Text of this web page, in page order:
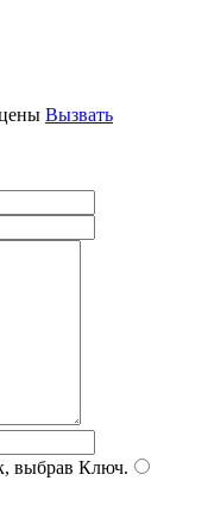
Вызвать
выбрав Ключ.